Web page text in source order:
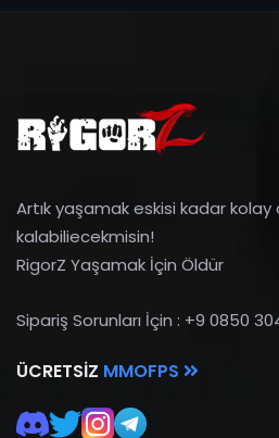
Artık yaşamak eskisi kadar
kalabiliecekmisin!
RigorZ Yaşamak İçin Öldür
Sipariş Sorunları İçin : +9 0850
ÜCRETSIZ MMOFPS